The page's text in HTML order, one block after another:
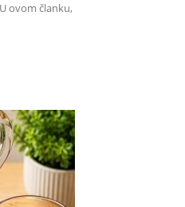
ovom članku,